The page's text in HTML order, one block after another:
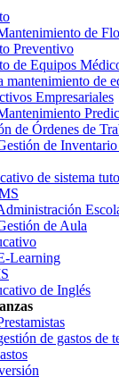
de
Preventivo
de Equipos
mantenimiento de
Empresariales
de Órdenes de
de
de sistema
de Aula
Learning
de Inglés
de gastos de